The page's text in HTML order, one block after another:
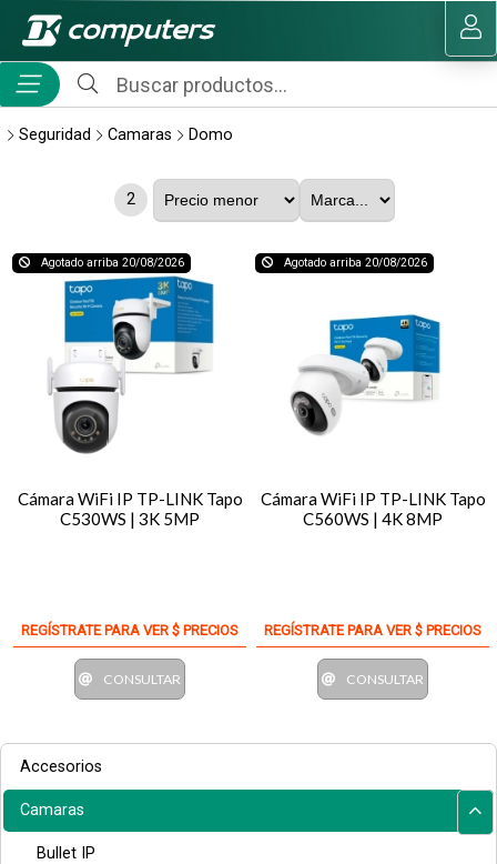
MI COMPRA
Accesorios
Camaras
Bullet IP
Seguridad Camaras Domo
2
Agotado arriba 20/08/2026
Cámara WiFi IP TP-LINK Tapo
C530WS | 3K 5MP
REGÍSTRATE PARA VER $ PRECIOS
CONSULTAR
Agotado arriba 20/08/2026
Cámara WiFi IP TP-LINK Tapo
C560WS | 4K 8MP
REGÍSTRATE PARA VER $ PRECIOS
CONSULTAR